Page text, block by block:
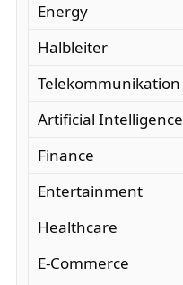
Energy
Halbleiter
Telekommunikation
Artificial Intelligence
Finance
Entertainment
Healthcare
E-Commerce